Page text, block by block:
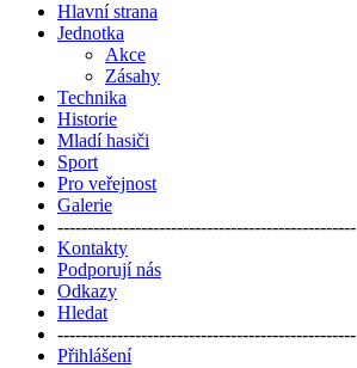
Hlavní strana
Jednotka
Akce
Zásahy
Technika
Historie
Mladí hasiči
Sport
Pro veřejnost
Galerie
--------------------------------------------------
Kontakty
Podporují nás
Odkazy
Hledat
--------------------------------------------------
Přihlášení